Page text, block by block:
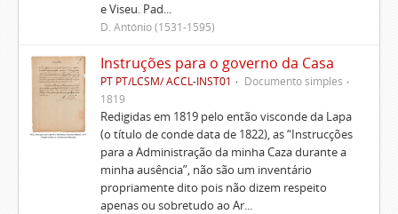
e Viseu. Pad...
D. António (1531-1595)
Instruções para o governo da Casa
PT PT/LCSM/ ACCL-INST01
Documento simples
1819
Redigidas em 1819 pelo então visconde da Lapa
(o título de conde data de 1822), as “Instrucções
para a Administração da minha Caza durante a
minha ausência”, não são um inventário
propriamente dito pois não dizem respeito
apenas ou sobretudo ao Ar...